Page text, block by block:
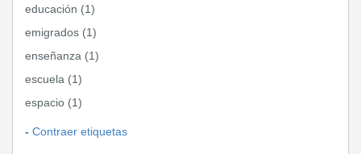
educación (1)
emigrados (1)
enseñanza (1)
escuela (1)
espacio (1)
Contraer etiquetas